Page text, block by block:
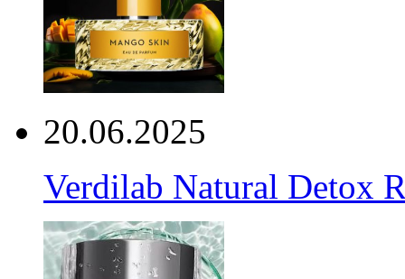
20.06.2025
Verdilab Natural Detox